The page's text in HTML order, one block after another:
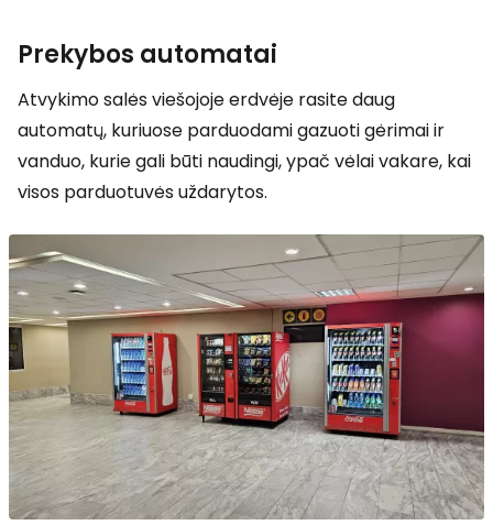
Prekybos automatai
Atvykimo salės viešojoje erdvėje rasite daug
automatų, kuriuose parduodami gazuoti gėrimai ir
vanduo, kurie gali būti naudingi, ypač vėlai vakare, kai
visos parduotuvės uždarytos.